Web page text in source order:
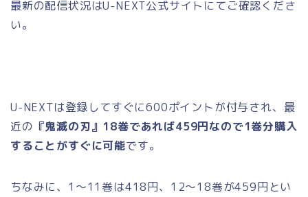
最新の配信状況はU-NEXT公式サイトにてご確認くださ
い。
U-NEXTは登録してすぐに600ポイントが付与され、最
近の 『鬼滅の刃』18巻であれば459円なので1巻分購入
することがすぐに可能です。
ちなみに、1～11巻は418円、12～18巻が459円とい